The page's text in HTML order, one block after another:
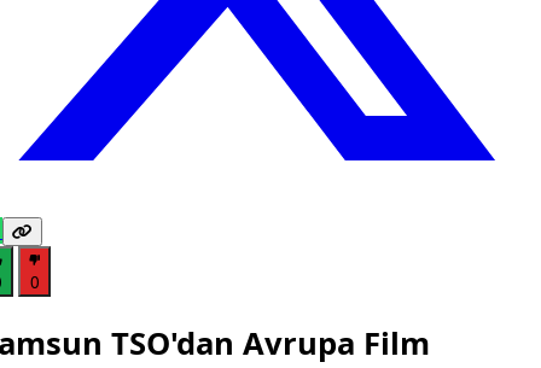
0
TSO'dan Avrupa Film